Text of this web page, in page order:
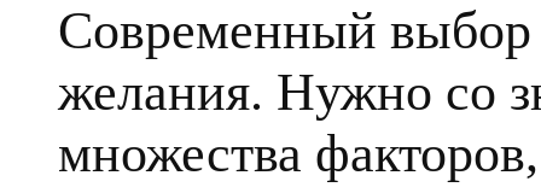
Современный выбор
желания. Нужно со
множества